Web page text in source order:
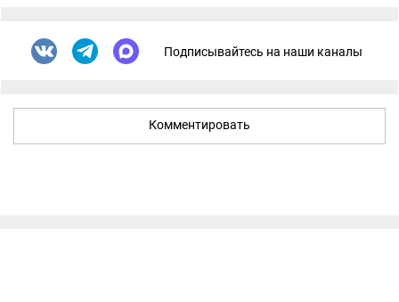
Подписывайтесь на наши каналы
Комментировать